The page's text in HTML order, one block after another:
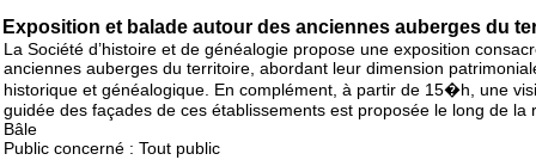
Exposition et balade autour des anciennes auberges du
La Société d’histoire et de généalogie propose une exposition
anciennes auberges du territoire, abordant leur dimension
historique et généalogique. En complément, à partir de 15�h, une
guidée des façades de ces établissements est proposée le long de la
Bâle
Public concerné : Tout public